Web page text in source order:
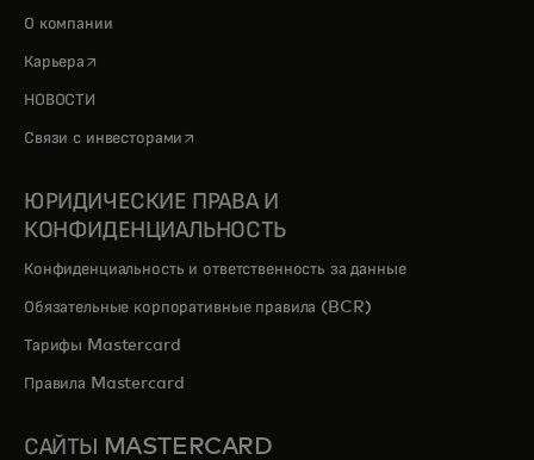
О компании
Карьера opens in a new tab
НОВОСТИ
Связи с инвесторами opens in a new tab
ЮРИДИЧЕСКИЕ ПРАВА И
КОНФИДЕНЦИАЛЬНОСТЬ
Конфиденциальность и ответственность за данные
Обязательные корпоративные правила (BCR)
Тарифы Mastercard
Правила Mastercard
САЙТЫ MASTERCARD